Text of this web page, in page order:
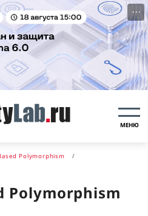
···
МЕНЮ
Polymorphism
Polymorphism